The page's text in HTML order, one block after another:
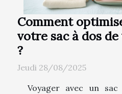
Comment
votre sac à dos
?
Jeudi 28/08/2025
Voyager avec un